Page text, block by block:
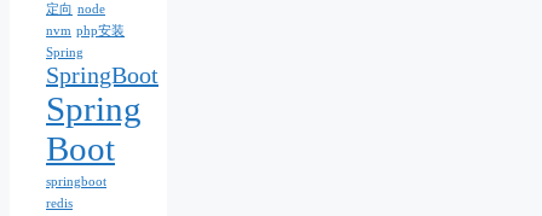
定向 node
nvm php安装
Spring
SpringBoot
Spring
Boot
springboot
redis